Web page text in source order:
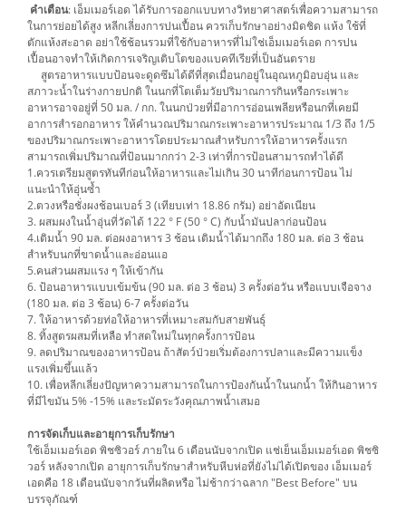
คำเตือน: เอ็มเมอร์เอด ได้รับการออกแบบทางวิทยาศาสตร์เพื่อความสามารถ
ในการย่อยได้สูง หลีกเลี่ยงการปนเปื้อน ควรเก็บรักษาอย่างมิดชิด แห้ง ใช้ที่
ตักแห้งสะอาด อย่าใช้ช้อนรวมที่ใช้กับอาหารที่ไม่ใช่เอ็มเมอร์เอด การปน
เปื้อนอาจทำให้เกิดการเจริญเติบโตของแบคทีเรียที่เป็นอันตราย
สูตรอาหารแบบป้อนจะดูดซึมได้ดีที่สุดเมื่อนกอยู่ในอุณหภูมิอบอุ่น และ
สภาวะน้ำในร่างกายปกติ ในนกที่โตเต็มวัยปริมาณการกินหรือกระเพาะ
อาหารอาจอยู่ที่ 50 มล. / กก. ในนกป่วยที่มีอาการอ่อนเพลียหรือนกที่เคยมี
อาการสำรอกอาหาร ให้คำนวณปริมาณกระเพาะอาหารประมาณ 1/3 ถึง 1/5
ของปริมาณกระเพาะอาหารโดยประมาณสำหรับการให้อาหารครั้งแรก
สามารถเพิ่มปริมาณที่ป้อนมากกว่า 2-3 เท่าที่การป้อนสามารถทำได้ดี
1.ควรเตรียมสูตรทันทีก่อนให้อาหารและไม่เกิน 30 นาทีก่อนการป้อน ไม่
แนะนำให้อุ่นซ้ำ
2.ตวงหรือชั่งผงช้อนเบอร์ 3 (เทียบเท่า 18.86 กรัม) อย่าอัดเนียน
3. ผสมผงในน้ำอุ่นที่วัดได้ 122 ° F (50 ° C) กับน้ำมันปลาก่อนป้อน
4.เติมน้ำ 90 มล. ต่อผงอาหาร 3 ช้อน เติมน้ำได้มากถึง 180 มล. ต่อ 3 ช้อน
สำหรับนกที่ขาดน้ำและอ่อนแอ
5.คนส่วนผสมแรง ๆ ให้เข้ากัน
6. ป้อนอาหารแบบเข้มข้น (90 มล. ต่อ 3 ช้อน) 3 ครั้งต่อวัน หรือแบบเจือจาง
(180 มล. ต่อ 3 ช้อน) 6-7 ครั้งต่อวัน
7. ให้อาหารด้วยท่อให้อาหารที่เหมาะสมกับสายพันธุ์
8. ทิ้งสูตรผสมที่เหลือ ทำสดใหม่ในทุกครั้งการป้อน
9. ลดปริมาณของอาหารป้อน ถ้าสัตว์ป่วยเริ่มต้องการปลาและมีความแข็ง
แรงเพิ่มขึ้นแล้ว
10. เพื่อหลีกเลี่ยงปัญหาความสามารถในการป้องกันน้ำในนกน้ำ ให้กินอาหาร
ที่มีไขมัน 5% -15% และระมัดระวังคุณภาพน้ำเสมอ
การจัดเก็บและอายุการเก็บรักษา
ใช้เอ็มเมอร์เอด พิชซิวอร์ ภายใน 6 เดือนนับจากเปิด แช่เย็นเอ็มเมอร์เอด พิชซิ
วอร์ หลังจากเปิด อายุการเก็บรักษาสำหรับหีบห่อที่ยังไม่ได้เปิดของ เอ็มเมอร์
เอดคือ 18 เดือนนับจากวันที่ผลิตหรือ ไม่ช้ากว่าฉลาก "Best Before" บน
บรรจุภัณฑ์